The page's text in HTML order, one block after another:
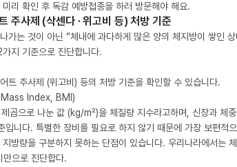
리 확인 후 독감 예방접종을 하러 방문해야 해요.
주사제 (삭센다 · 위고비 등) 처방 기준
가는 것이 아닌 “체내에 과다하게 많은 양의 체지방이 쌓인
지 기준으로 진단합니다.
트 주사제 (위고비) 등의 처방 기준을 확인할 수 있습니다.
Index, BMI)
곱으로 나눈 값 (kg/m²)을 체질량 지수라고하며, 신장과 체
입니다. 특별한 장비를 필요로 하지 않기 때문에 가장 보편적
방량을 구분하지 못하는 단점이 있습니다. 우리나라에서는
으로 진단합다.